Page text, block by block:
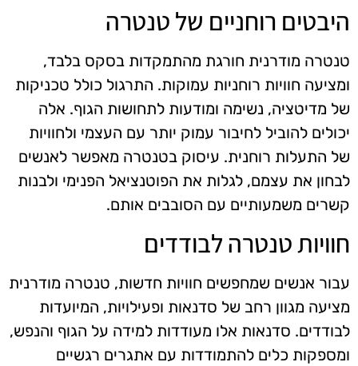
היבטים רוחניים של טנטרה
טנטרה מודרנית חורגת מהתמקדות בסקס בלבד,
ומציעה חוויות רוחניות עמוקות. התרגול כולל טכניקות
של מדיטציה, נשימה ומודעות לתחושות הגוף. אלה
יכולים להוביל לחיבור עמוק יותר עם העצמי ולחוויות
של התעלות רוחנית. עיסוק בטנטרה מאפשר לאנשים
לבחון את עצמם, לגלות את הפוטנציאל הפנימי ולבנות
קשרים משמעותיים עם הסובבים אותם.
חוויות טנטרה לבודדים
עבור אנשים שמחפשים חוויות חדשות, טנטרה מודרנית
מציעה מגוון רחב של סדנאות ופעילויות, המיועדות
לבודדים. סדנאות אלו מעודדות למידה על הגוף והנפש,
ומספקות כלים להתמודדות עם אתגרים רגשיים